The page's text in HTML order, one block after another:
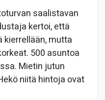
saalistavan
kertoi, että
kierrellään, mutta
500 asuntoa
Mietin jutun
niitä hintoja ovat